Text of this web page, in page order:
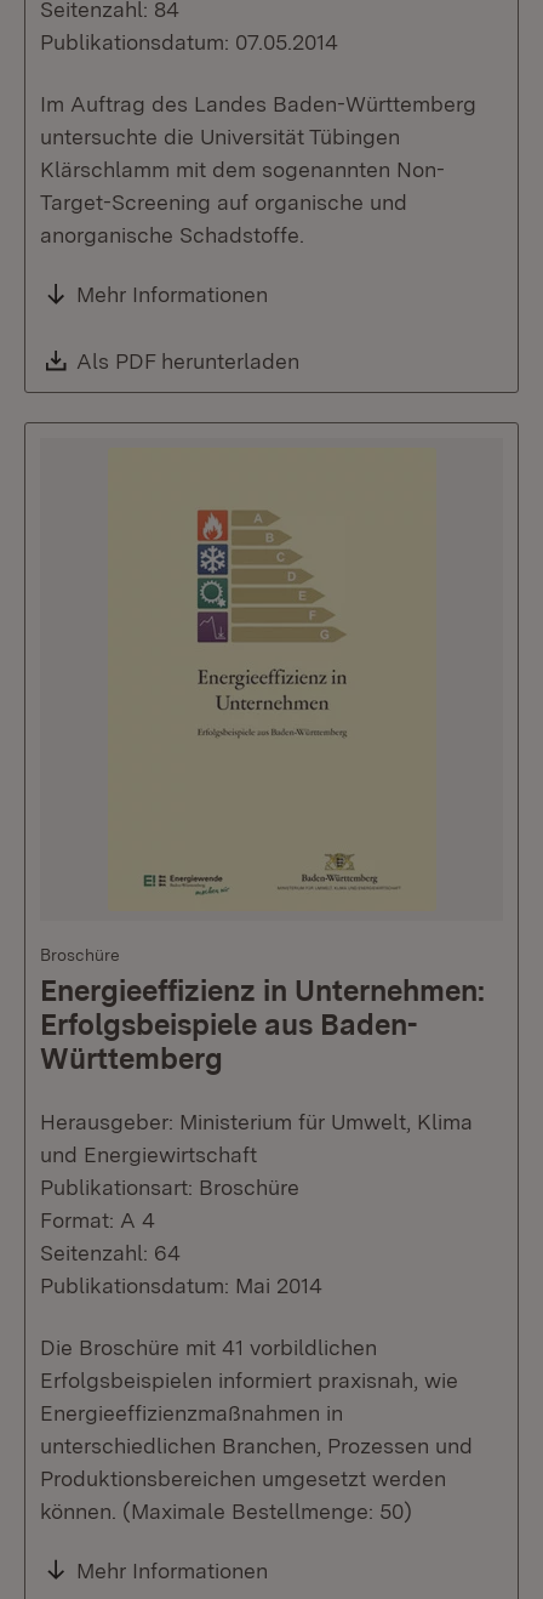
Seitenzahl: 84
Publikationsdatum: 07.05.2014
Im Auftrag des Landes Baden-Württemberg
untersuchte die Universität Tübingen
Klärschlamm mit dem sogenannten Non-
Target-Screening auf organische und
anorganische Schadstoffe.
Mehr Informationen
Download:
Als PDF herunterladen
Broschüre
Energieeffizienz in Unternehmen:
Erfolgsbeispiele aus Baden-
Württemberg
Herausgeber: Ministerium für Umwelt, Klima
und Energiewirtschaft
Publikationsart: Broschüre
Format: A 4
Seitenzahl: 64
Publikationsdatum: Mai 2014
Die Broschüre mit 41 vorbildlichen
Erfolgsbeispielen informiert praxisnah, wie
Energieeffizienzmaßnahmen in
unterschiedlichen Branchen, Prozessen und
Produktionsbereichen umgesetzt werden
können. (Maximale Bestellmenge: 50)
Mehr Informationen